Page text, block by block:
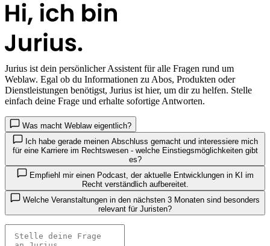
Jurius ist dein persönlicher Assistent für alle Fragen rund um
Weblaw. Egal ob du Informationen zu Abos, Produkten oder
Dienstleistungen benötigst, Jurius ist hier, um dir zu helfen. Stelle
einfach deine Frage und erhalte sofortige Antworten.
Was macht Weblaw eigentlich?
Ich habe gerade meinen Abschluss gemacht und interessiere mich
für eine Karriere im Rechtswesen - welche Einstiegsmöglichkeiten gibt
es?
Empfiehl mir einen Podcast, der aktuelle Entwicklungen in KI im
Recht verständlich aufbereitet.
relevant für Juristen?